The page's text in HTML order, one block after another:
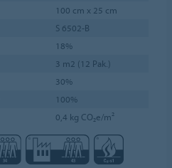
100 cm x 25 cm
S 6502-B
18%
3 m2 (12 Pak.)
30%
100%
0,4 kg CO₂e/m²